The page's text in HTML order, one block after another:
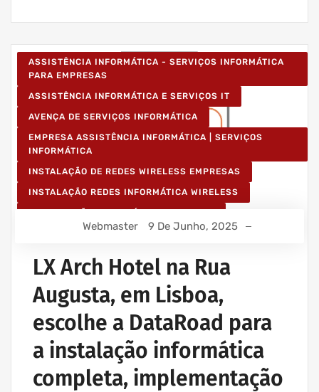
ASSISTÊNCIA INFORMÁTICA - SERVIÇOS INFORMÁTICA
PARA EMPRESAS
ASSISTÊNCIA INFORMÁTICA E SERVIÇOS IT
AVENÇA DE SERVIÇOS INFORMÁTICA
EMPRESA ASSISTÊNCIA INFORMÁTICA | SERVIÇOS
INFORMÁTICA
INSTALAÇÃO DE REDES WIRELESS EMPRESAS
INSTALAÇÃO REDES INFORMÁTICA WIRELESS
PROJETOS CABLAGEM E REDES INFORMÁTICA
REDE ESTRUTURADA INFORMÁTICA
Webmaster 9 De Junho, 2025
LX Arch Hotel na Rua
Augusta, em Lisboa,
escolhe a DataRoad para
a instalação informática
completa, implementação